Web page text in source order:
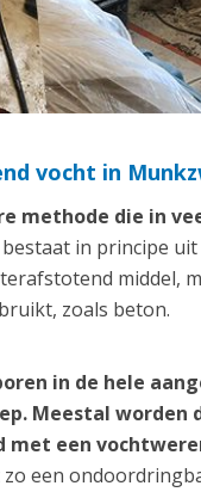
vocht in
methode die in
in principe
middel,
zoals beton.
in de hele
Meestal worden
een
een